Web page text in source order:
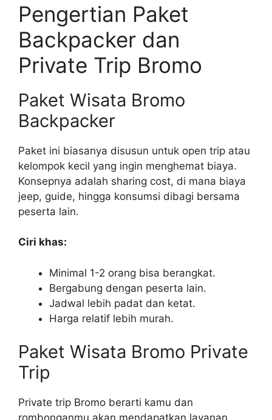
Pengertian Paket
Backpacker dan
Private Trip Bromo
Paket Wisata Bromo
Backpacker
Paket ini biasanya disusun untuk open trip atau
kelompok kecil yang ingin menghemat biaya.
Konsepnya adalah sharing cost, di mana biaya
jeep, guide, hingga konsumsi dibagi bersama
peserta lain.
Ciri khas:
Minimal 1-2 orang bisa berangkat.
Bergabung dengan peserta lain.
Jadwal lebih padat dan ketat.
Harga relatif lebih murah.
Paket Wisata Bromo Private
Trip
Private trip Bromo berarti kamu dan